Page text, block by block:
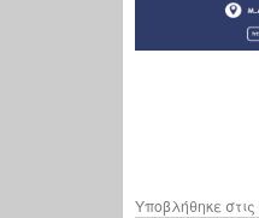
Υποβλήθηκε